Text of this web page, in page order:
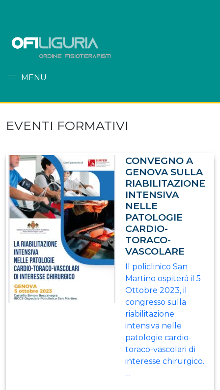
MENU
EVENTI FORMATIVI
CONVEGNO A
GENOVA SULLA
RIABILITAZIONE
INTENSIVA
NELLE
PATOLOGIE
CARDIO-
TORACO-
VASCOLARE
Il policlinico San
Martino ospiterà il 5
Ottobre 2023, il
congresso sulla
riabilitazione
intensiva nelle
patologie cardio-
toraco-vascolari di
interesse chirurgico.
…